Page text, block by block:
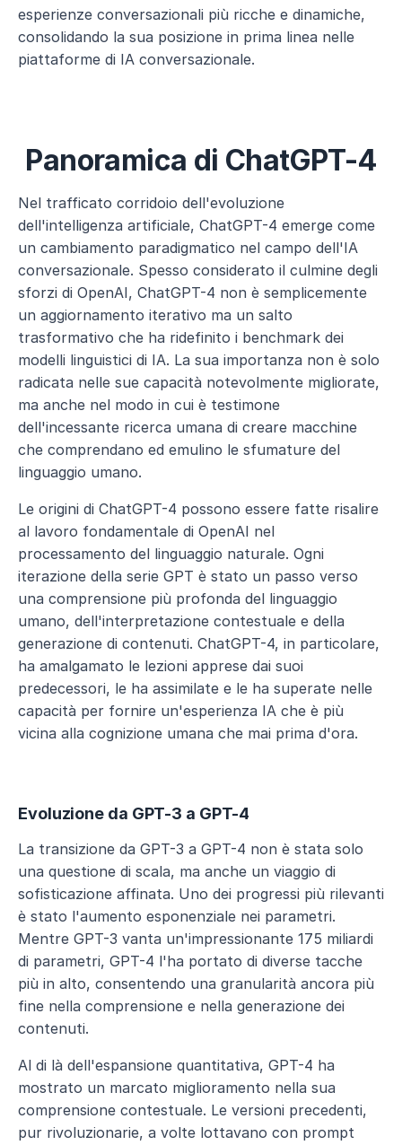
esperienze conversazionali più ricche e dinamiche,
consolidando la sua posizione in prima linea nelle
piattaforme di IA conversazionale.
Panoramica di ChatGPT-4
Nel trafficato corridoio dell'evoluzione
dell'intelligenza artificiale, ChatGPT-4 emerge come
un cambiamento paradigmatico nel campo dell'IA
conversazionale. Spesso considerato il culmine degli
sforzi di OpenAI, ChatGPT-4 non è semplicemente
un aggiornamento iterativo ma un salto
trasformativo che ha ridefinito i benchmark dei
modelli linguistici di IA. La sua importanza non è solo
radicata nelle sue capacità notevolmente migliorate,
ma anche nel modo in cui è testimone
dell'incessante ricerca umana di creare macchine
che comprendano ed emulino le sfumature del
linguaggio umano.
Le origini di ChatGPT-4 possono essere fatte risalire
al lavoro fondamentale di OpenAI nel
processamento del linguaggio naturale. Ogni
iterazione della serie GPT è stato un passo verso
una comprensione più profonda del linguaggio
umano, dell'interpretazione contestuale e della
generazione di contenuti. ChatGPT-4, in particolare,
ha amalgamato le lezioni apprese dai suoi
predecessori, le ha assimilate e le ha superate nelle
capacità per fornire un'esperienza IA che è più
vicina alla cognizione umana che mai prima d'ora.
Evoluzione da GPT-3 a GPT-4
La transizione da GPT-3 a GPT-4 non è stata solo
una questione di scala, ma anche un viaggio di
sofisticazione affinata. Uno dei progressi più rilevanti
è stato l'aumento esponenziale nei parametri.
Mentre GPT-3 vanta un'impressionante 175 miliardi
di parametri, GPT-4 l'ha portato di diverse tacche
più in alto, consentendo una granularità ancora più
fine nella comprensione e nella generazione dei
contenuti.
Al di là dell'espansione quantitativa, GPT-4 ha
mostrato un marcato miglioramento nella sua
comprensione contestuale. Le versioni precedenti,
pur rivoluzionarie, a volte lottavano con prompt